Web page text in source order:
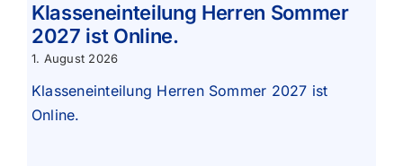
Klasseneinteilung Herren Sommer
2027 ist Online.
1. August 2026
Klasseneinteilung Herren Sommer 2027 ist
Online.